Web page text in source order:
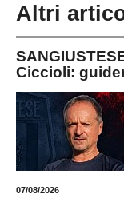
Altri
Ciccioli:
07/08/2026